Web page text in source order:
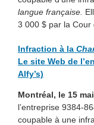
langue française.
3 000 $ par la Cour
Infraction à la
Le site Web de
Alfy’s)
Montréal, le 15
l’entreprise 9384-
coupable à une